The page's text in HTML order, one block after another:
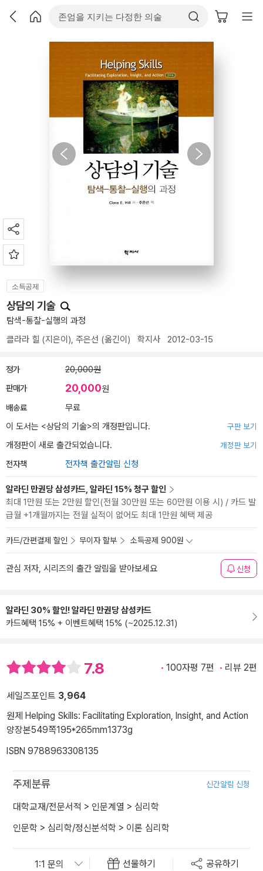
소득공제
상담의 기술
탐색-통찰-실행의 과정
클라라 힐 (지은이), 주은선 (옮긴이) 학지사 2012-03-15
정가 20,000원
판매가 20,000원
배송료
무료
이 도서는 <상담의 기술>의 개정판입니다. 구판 보기
개정판이 새로 출간되었습니다. 개정판 보기
전자책 전자책 출간알림 신청
알라딘 만권당 삼성카드, 알라딘 15% 청구 할인
최대 1만원 또는 2만원 할인(전월 30만원 또는 60만원 이용 시) / 카드 발
급월 +1개월까지는 전월 실적이 없어도 최대 1만원 혜택 제공
카드/간편결제 할인 무이자 할부 소득공제 900원
관심 저자, 시리즈의 출간 알림을 받아보세요 신청
알라딘 30% 할인! 알라딘 만권당 삼성카드
카드혜택 15% + 이벤트혜택 15% (~2025.12.31)
7.8 100자평 7편 리뷰 2편
세일즈포인트 3,964
원제 Helping Skills: Facilitating Exploration, Insight, and Action
양장본549쪽195*265mm1373g
ISBN 9788963308135
주제분류 신간알림 신청
대학교재/전문서적 > 인문계열 > 심리학
인문학 > 심리학/정신분석학 > 이론 심리학
선물하기 공유하기